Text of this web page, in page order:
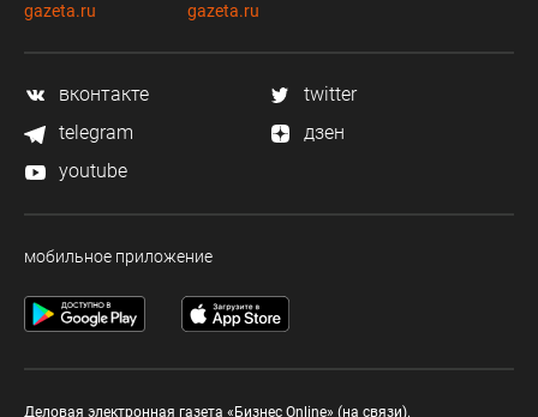
gazeta.ru
gazeta.ru
вконтакте
twitter
telegram
дзен
youtube
мобильное приложение
Деловая электронная газета «Бизнес Online» (на связи).